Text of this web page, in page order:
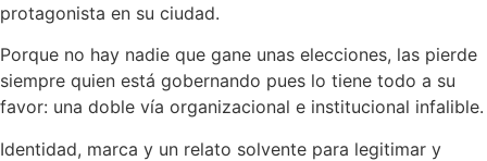
protagonista en su ciudad.
Porque no hay nadie que gane unas elecciones, las pierde
siempre quien está gobernando pues lo tiene todo a su
favor: una doble vía organizacional e institucional infalible.
Identidad, marca y un relato solvente para legitimar y